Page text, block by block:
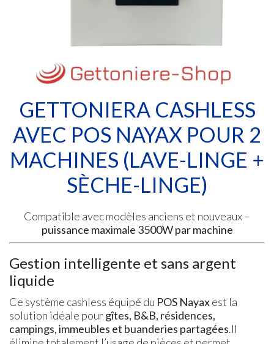
GETTONIERA CASHLESS
AVEC POS NAYAX POUR 2
MACHINES (LAVE-LINGE +
SÈCHE-LINGE)
Compatible avec modèles anciens et nouveaux –
puissance maximale 3500W par machine
Gestion intelligente et sans argent
liquide
Ce système cashless équipé du POS Nayaxest la
solution idéale pourgîtes, B&B, résidences,
campings, immeubles et buanderies partagées.Il